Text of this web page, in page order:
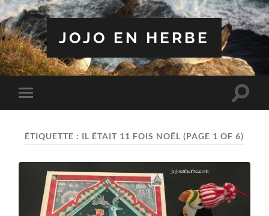
JOJO EN HERBE
Toggle
mobile
Toggle
ÉTIQUETTE : IL ÉTAIT 11 FOIS NOËL (PAGE 1 OF 6)